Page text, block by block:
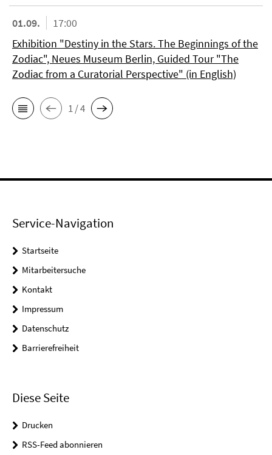
01.09.
17:00
Exhibition "Destiny in the Stars. The Beginnings of the
Zodiac", Neues Museum Berlin, Guided Tour "The
Zodiac from a Curatorial Perspective" (in English)
1 / 4
Service-Navigation
Startseite
Mitarbeitersuche
Kontakt
Impressum
Datenschutz
Barrierefreiheit
Diese Seite
Drucken
RSS-Feed abonnieren